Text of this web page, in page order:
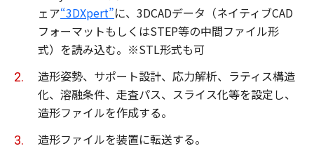
ェア“3DXpert”に、3DCADデータ（ネイティブCAD
フォーマットもしくはSTEP等の中間ファイル形
式）を読み込む。※STL形式も可
造形姿勢、サポート設計、応力解析、ラティス構造
化、溶融条件、走査パス、スライス化等を設定し、
造形ファイルを作成する。
造形ファイルを装置に転送する。